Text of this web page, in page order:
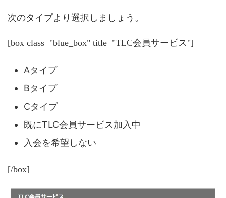
次のタイプより選択しましょう。
[box class="blue_box" title="TLC会員サービス"]
Aタイプ
Bタイプ
Cタイプ
既にTLC会員サービス加入中
入会を希望しない
[/box]